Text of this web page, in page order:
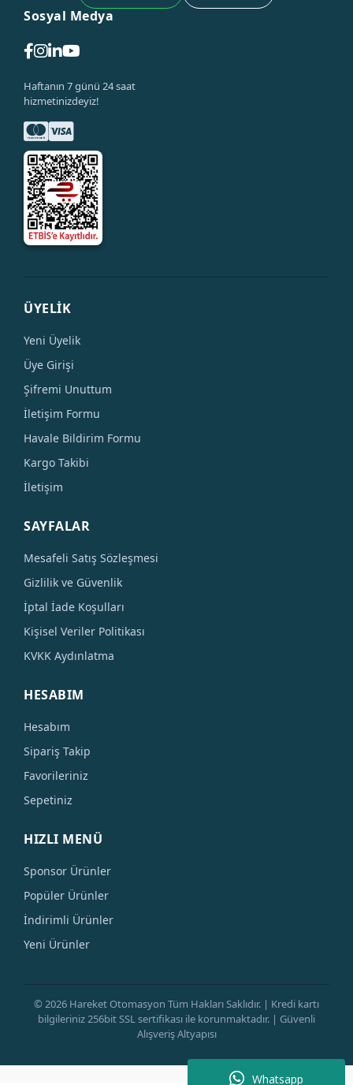
Whatsapp
Sosyal Medya
Haftanın 7 günü 24 saat
hizmetinizdeyiz!
ÜYELİK
Yeni Üyelik
Üye Girişi
Şifremi Unuttum
İletişim Formu
Havale Bildirim Formu
Kargo Takibi
İletişim
SAYFALAR
Mesafeli Satış Sözleşmesi
Gizlilik ve Güvenlik
İptal İade Koşulları
Kişisel Veriler Politikası
KVKK Aydınlatma
HESABIM
Hesabım
Sipariş Takip
Favorileriniz
Sepetiniz
HIZLI MENÜ
Sponsor Ürünler
Popüler Ürünler
İndirimli Ürünler
Yeni Ürünler
© 2026 Hareket Otomasyon Tüm Hakları Saklıdır. | Kredi kartı
bilgileriniz 256bit SSL sertifikası ile korunmaktadır. | Güvenli
Alışveriş Altyapısı